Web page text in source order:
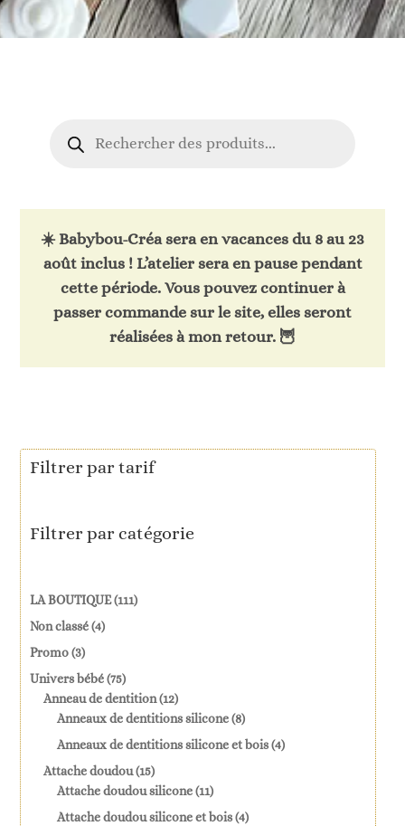
produits
☀️Babybou-Créa sera en vacances du 8 au 23
août inclus !L’atelier sera en pause pendant
cette période. Vous pouvez continuer à
passer commande sur le site, elles seront
réalisées à mon retour. 🦉
Filtrer par tarif
Filtrer par catégorie
LA BOUTIQUE 111111
Non classé 44
Promo 33
produits
Univers bébé 7575
produits
Anneau de dentition 1212
produits
Anneaux de dentitions silicone 88
produits
Anneaux de dentitions silicone et bois 44
Attache doudou 1515
produits
Attache doudou silicone 1111
produits
Attache doudou silicone et bois 44